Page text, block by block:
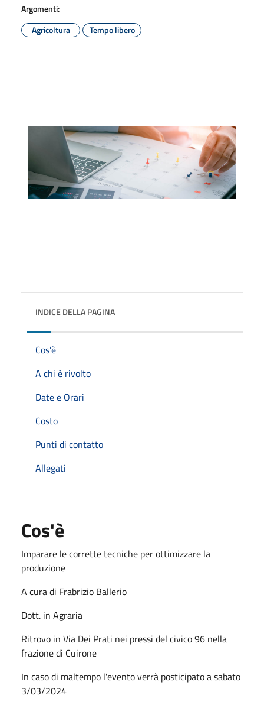
Argomenti:
Agricoltura
Tempo libero
INDICE DELLA PAGINA
Cos'è
A chi è rivolto
Date e Orari
Costo
Punti di contatto
Allegati
Cos'è
Imparare le corrette tecniche per ottimizzare la
produzione
A cura di Frabrizio Ballerio
Dott. in Agraria
Ritrovo in Via Dei Prati nei pressi del civico 96 nella
frazione di Cuirone
In caso di maltempo l'evento verrà posticipato a sabato
3/03/2024